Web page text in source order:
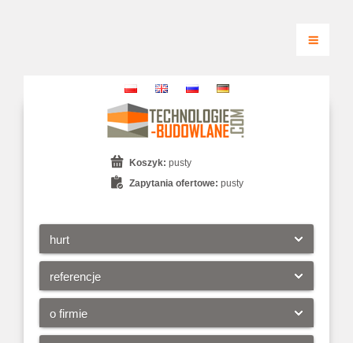
hurt
referencje
o firmie
Koszyk: pusty
Zapytania ofertowe: pusty